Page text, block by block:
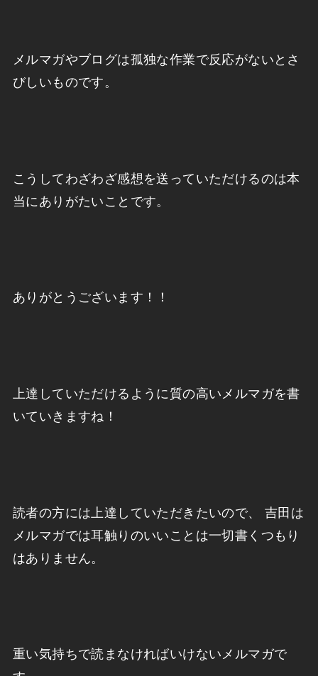
メルマガやブログは孤独な作業で反応がないとさ
びしいものです。
こうしてわざわざ感想を送っていただけるのは本
当にありがたいことです。
ありがとうございます！！
上達していただけるように質の高いメルマガを書
いていきますね！
読者の方には上達していただきたいので、 吉田は
メルマガでは耳触りのいいことは一切書くつもり
はありません。
重い気持ちで読まなければいけないメルマガで